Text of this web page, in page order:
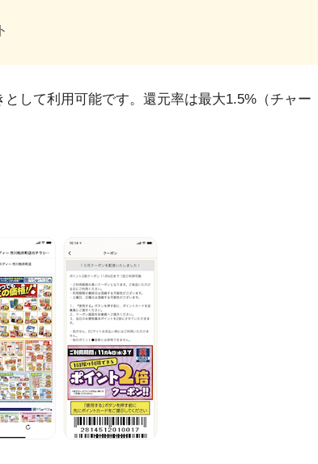
して利用可能です。還元率は最大1.5%（チャー